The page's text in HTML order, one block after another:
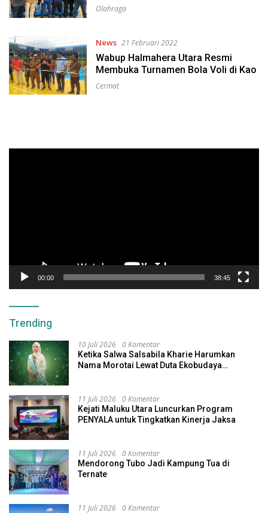
Olahraga
News 21 Februari 2022
Wabup Halmahera Utara Resmi
Membuka Turnamen Bola Voli di Kao
Cermat
00:00 38:45
Trending
10 Juli 2026 0 Komentar
Ketika Salwa Salsabila Kharie Harumkan
Nama Morotai Lewat Duta Ekobudaya
11 Juli 2026 0 Komentar
Kejati Maluku Utara Luncurkan Program
PENYALA untuk Tingkatkan Kinerja Jaksa
11 Juli 2026 0 Komentar
Mendorong Tubo Jadi Kampung Tua di
Ternate
11 Juli 2026 0 Komentar